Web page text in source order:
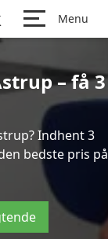
Menu
– få 3
Indhent 3
bedste pris på